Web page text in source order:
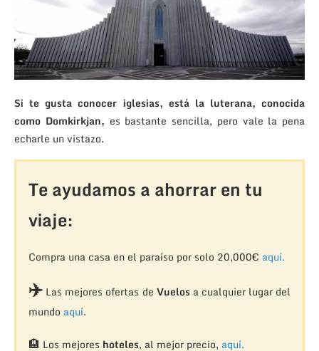
Si te gusta conocer iglesias, está la luterana, conocida
como Domkirkjan, es bastante sencilla, pero vale la pena
echarle un vistazo.
Te ayudamos a ahorrar en tu
viaje:
Compra una casa en el paraíso por solo 20,000€ aquí.
✈️Las mejores ofertas de Vuelosa cualquier lugar del
mundo aquí.
🏨 Los mejores hoteles, al mejor precio, aquí.